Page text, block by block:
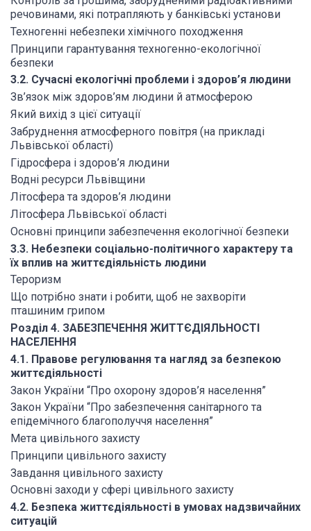
речовинами, які потрапляють у банківські установи
Техногенні небезпеки хімічного походження
Принципи гарантування техногенно-екологічної
безпеки
3.2. Сучасні екологічні проблеми і здоров’я людини
Зв’язок між здоров’ям людини й атмосферою
Який вихід з цієї ситуації
Забруднення атмосферного повітря (на прикладі
Львівської області)
Гідросфера і здоров’я людини
Водні ресурси Львівщини
Літосфера та здоров’я людини
Літосфера Львівської області
Основні принципи забезпечення екологічної безпеки
3.3. Небезпеки соціально-політичного характеру та
їх вплив на життєдіяльність людини
Тероризм
Що потрібно знати і робити, щоб не захворіти
пташиним грипом
Розділ 4. ЗАБЕЗПЕЧЕННЯ ЖИТТЄДІЯЛЬНОСТІ
НАСЕЛЕННЯ
4.1. Правове регулювання та нагляд за безпекою
життєдіяльності
Закон України “Про охорону здоров’я населення”
Закон України “Про забезпечення санітарного та
епідемічного благополуччя населення”
Мета цивільного захисту
Принципи цивільного захисту
Завдання цивільного захисту
Основні заходи у сфері цивільного захисту
4.2. Безпека життєдіяльності в умовах надзвичайних
ситуацій